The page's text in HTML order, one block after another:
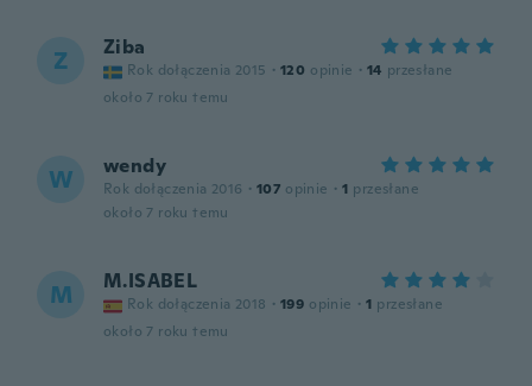
Z Ziba
Rok dołączenia 2015 · 120 opinie · 14 przesłane
około 7 roku temu
W wendy
Rok dołączenia 2016 · 107 opinie · 1 przesłane
około 7 roku temu
M M.ISABEL
Rok dołączenia 2018 · 199 opinie · 1 przesłane
około 7 roku temu